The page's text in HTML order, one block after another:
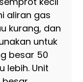
aliran gas
kurang, dan
untuk
besar 50
lebih. Unit